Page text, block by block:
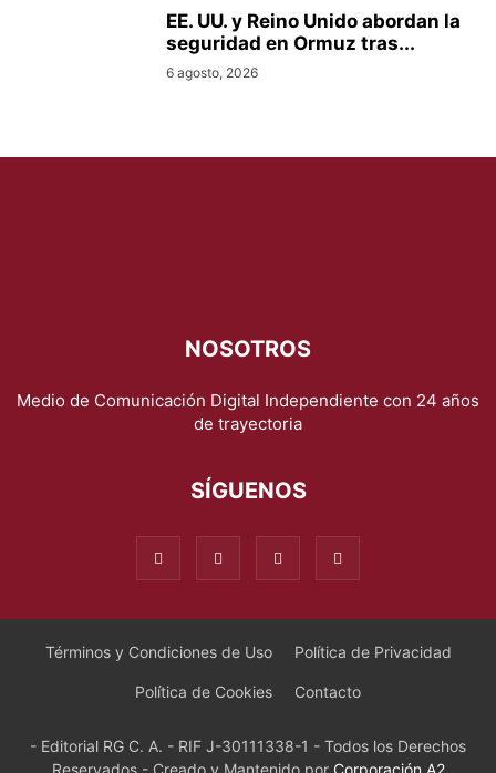
EE. UU. y Reino Unido abordan la
seguridad en Ormuz tras...
6 agosto, 2026
NOSOTROS
Medio de Comunicación Digital Independiente con 24 años
de trayectoria
SÍGUENOS
Términos y Condiciones de Uso Política de Privacidad
Política de Cookies Contacto
- Editorial RG C. A. - RIF J-30111338-1 - Todos los Derechos
Reservados - Creado y Mantenido por Corporación A2